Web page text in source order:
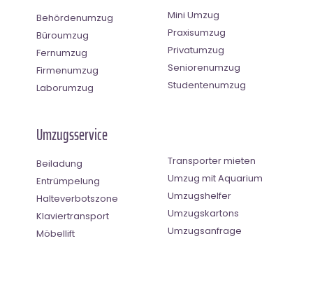
Behördenumzug
Büroumzug
Fernumzug
Firmenumzug
Laborumzug
Mini Umzug
Praxisumzug
Privatumzug
Seniorenumzug
Studentenumzug
Umzugsservice
Beiladung
Entrümpelung
Halteverbotszone
Klaviertransport
Möbellift
Transporter mieten
Umzug mit Aquarium
Umzugshelfer
Umzugskartons
Umzugsanfrage